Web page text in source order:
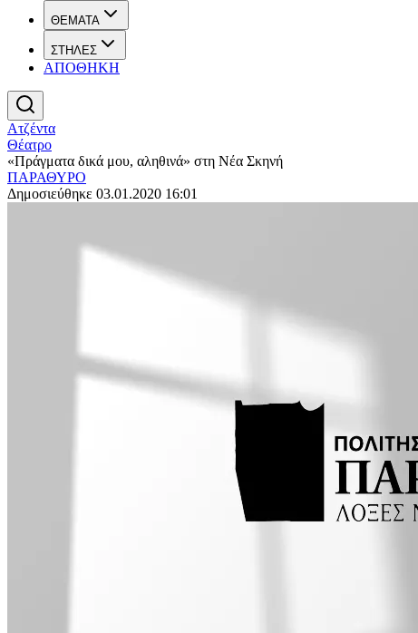
ΘΕΜΑΤΑ
ΣΤΗΛΕΣ
ΑΠΟΘΗΚΗ
Ατζέντα
Θέατρο
«Πράγματα δικά μου, αληθινά» στη Νέα Σκηνή
ΠΑΡΑΘΥΡΟ
Δημοσιεύθηκε 03.01.2020 16:01